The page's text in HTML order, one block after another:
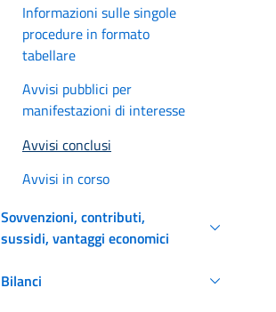
Informazioni sulle singole
procedure in formato
tabellare
Avvisi pubblici per
manifestazioni di interesse
Avvisi conclusi
Avvisi in corso
Sovvenzioni, contributi,
sussidi, vantaggi economici
Bilanci